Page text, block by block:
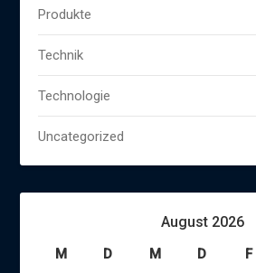
Produkte
Technik
Technologie
Uncategorized
August 2026
M D M D F